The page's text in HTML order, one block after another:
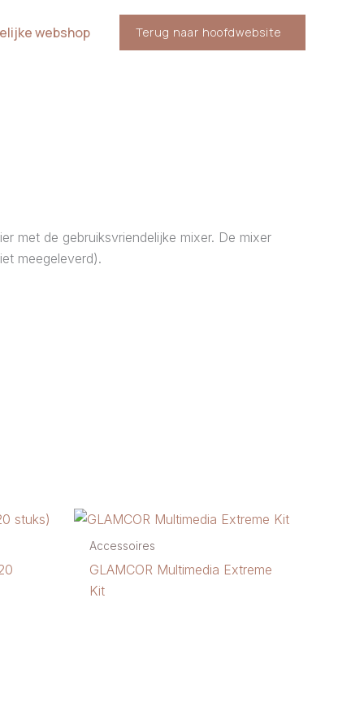
webshop Terug naar hoofdwebsite
met de gebruiksvriendelijke mixer. De mixer
meegeleverd).
Accessoires
GLAMCOR Multimedia Extreme
Kit